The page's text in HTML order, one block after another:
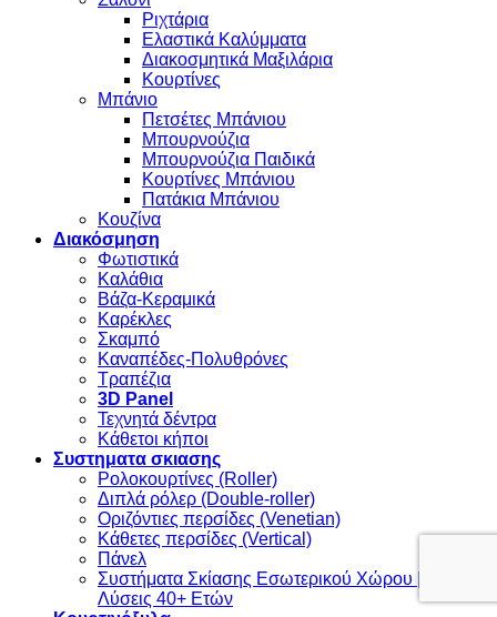
Ριχτάρια
Ελαστικά Καλύμματα
Διακοσμητικά Μαξιλάρια
Κουρτίνες
Μπάνιο
Πετσέτες Μπάνιου
Μπουρνούζια
Μπουρνούζια Παιδικά
Κουρτίνες Μπάνιου
Πατάκια Μπάνιου
Κουζίνα
Διακόσμηση
Φωτιστικά
Καλάθια
Βάζα-Κεραμικά
Καρέκλες
Σκαμπό
Καναπέδες-Πολυθρόνες
Τραπέζια
3D Panel
Τεχνητά δέντρα
Κάθετοι κήποι
Συστηματα σκιασης
Ρολοκουρτίνες (Roller)
Διπλά ρόλερ (Double-roller)
Οριζόντιες περσίδες (Venetian)
Κάθετες περσίδες (Vertical)
Πάνελ
Συστήματα Σκίασης Εσωτερικού Χώρου | Έργα &
Λύσεις 40+ Ετών